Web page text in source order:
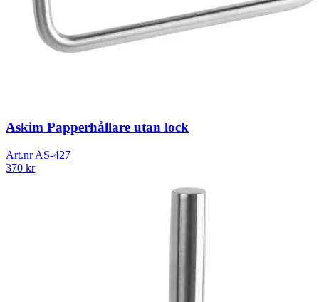
Askim Papperhållare utan lock
Art.nrAS-427
370 kr